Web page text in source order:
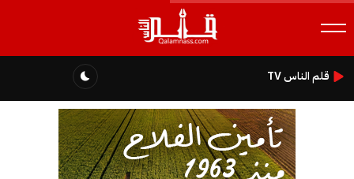
قلم الناس TV